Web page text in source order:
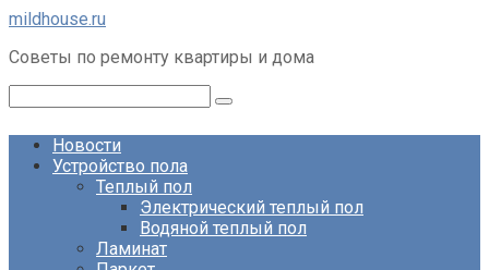
Перейти
контенту
mildhouse.ru
Советы по ремонту квартиры и дома
Новости
Устройство пола
Теплый пол
Электрический теплый пол
Водяной теплый пол
Ламинат